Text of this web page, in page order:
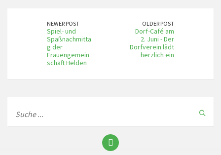
NEWER POST
Spiel- und
Spaßnachmitta
g der
Frauengemein
schaft Helden
OLDER POST
Dorf-Café am
2. Juni - Der
Dorfverein lädt
herzlich ein